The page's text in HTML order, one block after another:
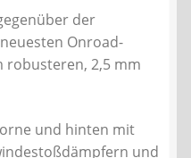
der
Onroad-
robusteren, 2,5 mm
und hinten mit
und